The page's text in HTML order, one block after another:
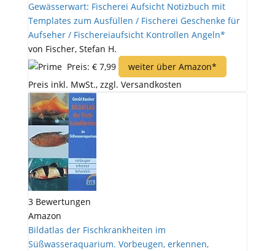
Gewässerwart: Fischerei Aufsicht Notizbuch mit
Templates zum Ausfüllen / Fischerei Geschenke für
Aufseher / Fischereiaufsicht Kontrollen Angeln*
von Fischer, Stefan H.
Preis: € 7,99
weiter über Amazon*
Preis inkl. MwSt., zzgl. Versandkosten
3 Bewertungen
Amazon
Bildatlas der Fischkrankheiten im
Süßwasseraquarium. Vorbeugen, erkennen,